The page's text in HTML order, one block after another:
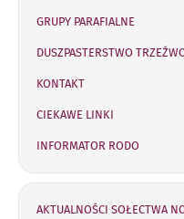
GRUPY PARAFIALNE
DUSZPASTERSTWO
KONTAKT
CIEKAWE LINKI
INFORMATOR RODO
Sołectwo Nosków
AKTUALNOŚCI SOŁECTWA